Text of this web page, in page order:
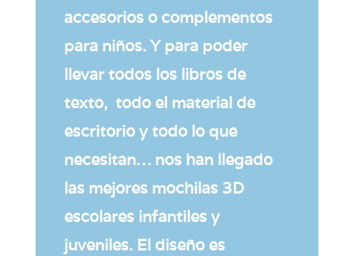
accesorios o complementos
para niños. Y para poder
llevar todos los libros de
texto, todo el material de
escritorio y todo lo que
necesitan… nos han llegado
las mejores mochilas 3D
escolares infantiles y
juveniles. El diseño es